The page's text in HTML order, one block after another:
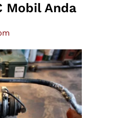
Mobil Anda